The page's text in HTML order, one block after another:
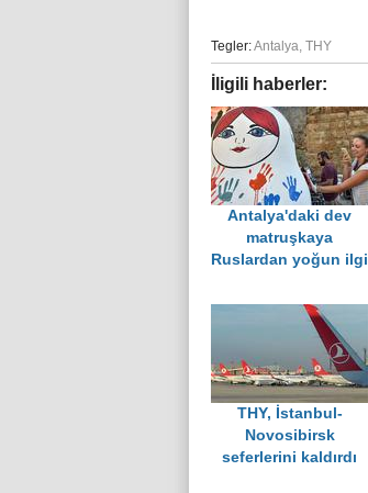
Tegler:Antalya, THY
İligili haberler:
Antalya'daki dev
matruşkaya
Ruslardan yoğun ilgi
THY, İstanbul-
Novosibirsk
seferlerini kaldırdı